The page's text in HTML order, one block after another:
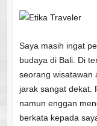
Saya masih ingat
budaya di Bali. Di
seorang wisatawan
jarak sangat dekat.
namun enggan
berkata kepada